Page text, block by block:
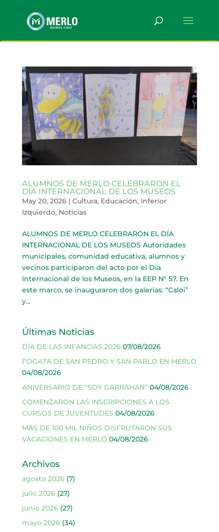
ALUMNOS DE MERLO CELEBRARON EL
DÍA INTERNACIONAL DE LOS MUSEOS
May 20, 2026| Cultura, Educación, Inferior
Izquierdo, Noticias
ALUMNOS DE MERLO CELEBRARON EL DÍA
INTERNACIONAL DE LOS MUSEOS Autoridades
municipales, comunidad educativa, alumnos y
vecinos participaron del acto por el Día
Internacional de los Museos, en la EEP N° 57. En
este marco, se inauguraron dos galerías: “Caloi”
y...
Últimas Noticias
DÍA DE LAS INFANCIAS 2026 07/08/2026
FOGATA DE SAN PEDRO Y SAN PABLO EN MERLO
04/08/2026
ANIVERSARIO DE “SOY GARRAHAN” 04/08/2026
COMENZARON LAS INSCRIPCIONES A LOS
CURSOS DE JUVENTUDES 04/08/2026
MÁS DE 100 MIL NIÑOS DISFRUTARON SUS
VACACIONES EN MERLO 04/08/2026
Archivos
agosto 2026(7)
julio 2026(27)
junio 2026(27)
mayo 2026(34)